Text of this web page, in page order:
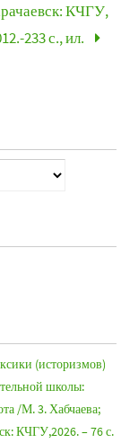
КЧГУ,
233 с., ил.
(историзмов)
школы:
/М. 3. Хабчаева;
КЧГУ,2026. – 76 с.